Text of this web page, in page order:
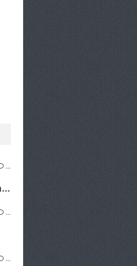
…
20/11/2025 Témoignage de la délégation japonaise HIBAKUSHA
…
…